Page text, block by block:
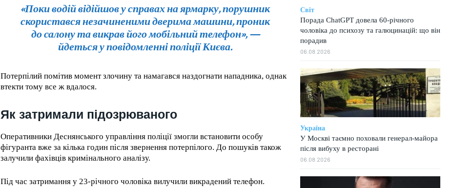
«Поки водій відійшов у справах на ярмарку, порушник
скористався незачиненими дверима машини, проник
до салону та викрав його мобільний телефон»,—
йдеться у повідомленні поліції Києва.
Потерпілий помітив момент злочину та намагався наздогнати нападника, однак
втекти тому все ж вдалося.
Як затримали підозрюваного
Оперативники Деснянського управління поліції змогли встановити особу
фігуранта вже за кілька годин після звернення потерпілого. До пошуків також
залучили фахівців кримінального аналізу.
Під час затримання у 23-річного чоловіка вилучили викрадений телефон.
Світ
Порада ChatGPT довела 60-річного
чоловіка до психозу та галюцинацій: що він
порадив
06.08.2026
Україна
У Москві таємно поховали генерал-майора
після вибуху в ресторані
06.08.2026